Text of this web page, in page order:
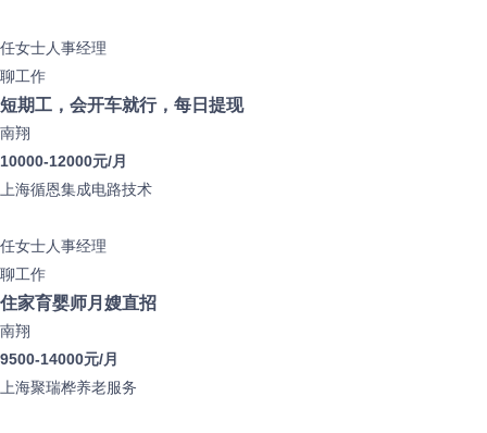
任女士人事经理
聊工作
短期工，会开车就行，每日提现
南翔
10000-12000元/月
上海循恩集成电路技术
任女士人事经理
聊工作
住家育婴师月嫂直招
南翔
9500-14000元/月
上海聚瑞桦养老服务